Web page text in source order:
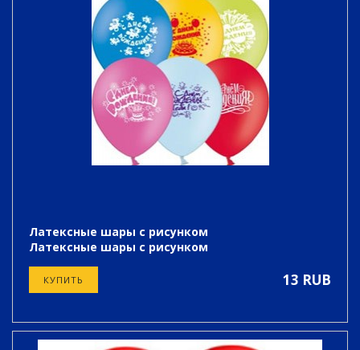
Латексные шары с рисунком
Латексные шары с рисунком
КУПИТЬ 13 RUB